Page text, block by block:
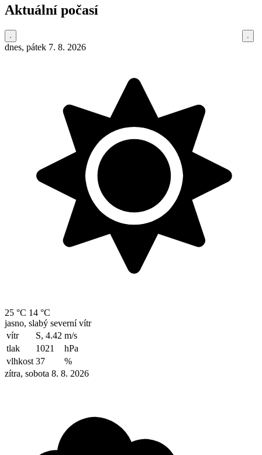
Aktuální počasí
dnes, pátek 7. 8. 2026
25 °C 14 °C
jasno, slabý severní vítr
vítr
S, 4.42 m/s
tlak
1021
hPa
vlhkost 37
%
zítra, sobota 8. 8. 2026